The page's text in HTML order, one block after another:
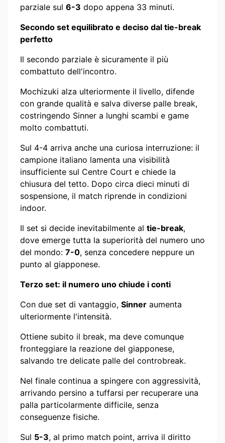
parziale sul 6-3 dopo appena 33 minuti.
Secondo set equilibrato e deciso dal tie-break
perfetto
Il secondo parziale è sicuramente il più
combattuto dell'incontro.
Mochizuki alza ulteriormente il livello, difende
con grande qualità e salva diverse palle break,
costringendo Sinner a lunghi scambi e game
molto combattuti.
Sul 4-4 arriva anche una curiosa interruzione: il
campione italiano lamenta una visibilità
insufficiente sul Centre Court e chiede la
chiusura del tetto. Dopo circa dieci minuti di
sospensione, il match riprende in condizioni
indoor.
Il set si decide inevitabilmente al tie-break,
dove emerge tutta la superiorità del numero uno
del mondo: 7-0, senza concedere neppure un
punto al giapponese.
Terzo set: il numero uno chiude i conti
Con due set di vantaggio, Sinner aumenta
ulteriormente l'intensità.
Ottiene subito il break, ma deve comunque
fronteggiare la reazione del giapponese,
salvando tre delicate palle del controbreak.
Nel finale continua a spingere con aggressività,
arrivando persino a tuffarsi per recuperare una
palla particolarmente difficile, senza
conseguenze fisiche.
Sul 5-3, al primo match point, arriva il diritto